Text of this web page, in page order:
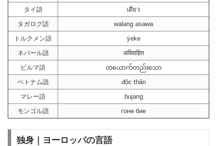
タイ語
เดี่ยว
タガログ語
walang asawa
トルクメン語
ýeke
ネパール語
अविवाहित
ビルマ語
တယောက်တည်းသော
ベトナム語
độc thân
マレー語
bujang
モンゴル語
гонө бие
独身｜ヨーロッパの言語